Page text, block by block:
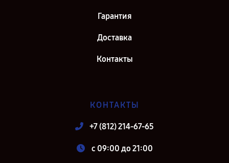
Гарантия
Доставка
Контакты
КОНТАКТЫ
+7 (812) 214-67-65
c 09:00 до 21:00